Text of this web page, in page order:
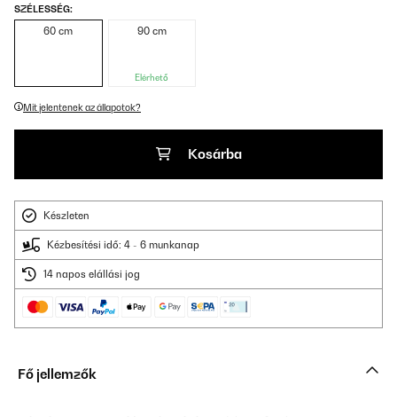
SZÉLESSÉG:
60 cm 90 cm
Elérhető
Mit jelentenek az állapotok?
Kosárba
Készleten
Kézbesítési idő: 4 - 6 munkanap
14 napos elállási jog
Fő jellemzők